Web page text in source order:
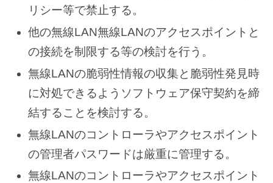
リシー等で禁止する。
他の無線LAN無線LANのアクセスポイントと
の接続を制限する等の検討を行う。
無線LANの脆弱性情報の収集と脆弱性発見時
に対処できるようソフトウェア保守契約を締
結することを検討する。
無線LANのコントローラやアクセスポイント
の管理者パスワードは厳重に管理する。
無線LANのコントローラやアクセスポイント